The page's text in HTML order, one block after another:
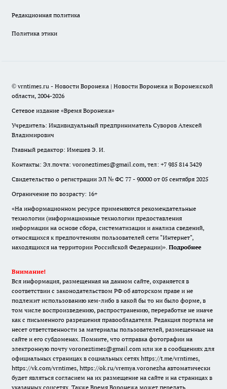
Редакционная политика
Политика этики
© vrntimes.ru - Новости Воронежа | Новости Воронежа и Воронежской
области, 2004-2026
Сетевое издание «Время Воронежа»
Учредитель: Индивидуальный предприниматель Суворов Алексей
Владимирович
Главный редактор: Имешев Э. И.
Контакты: Эл.почта: voroneztimes@gmail.com, тел: +7 985 814 3429
Свидетельство о регистрации ЭЛ № ФС 77 - 90000 от 05 сентября 2025
Ограничение по возрасту: 16+
«На информационном ресурсе применяются рекомендательные
технологии (информационные технологии предоставления
информации на основе сбора, систематизации и анализа сведений,
относящихся к предпочтениям пользователей сети "Интернет",
находящихся на территории Российской Федерации)». Подробнее
Внимание!
Вся информация, размещенная на данном сайте, охраняется в
соответствии с законодательством РФ об авторском праве и не
подлежит использованию кем-либо в какой бы то ни было форме, в
том числе воспроизведению, распространению, переработке не иначе
как с письменного разрешения правообладателя. Редакция портала не
несет ответственности за материалы пользователей, размещенные на
сайте и его субдоменах. Помните, что отправка фотографии на
электронную почту voroneztimes@gmail.com или же в сообщениях для
официальных страницах в социальных сетях https://t.me/vrntimes,
https://vk.com/vrntimes, https://ok.ru/vremya.voronezha автоматически
будет являться согласием на их размещение на сайте и на страницах в
указанных соцсетях. Также Время Воронежа может передать